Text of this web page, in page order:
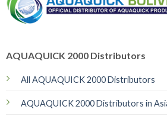
AQUAQUICK 2000 Distributors
All AQUAQUICK 2000 Distributors
AQUAQUICK 2000 Distributors in